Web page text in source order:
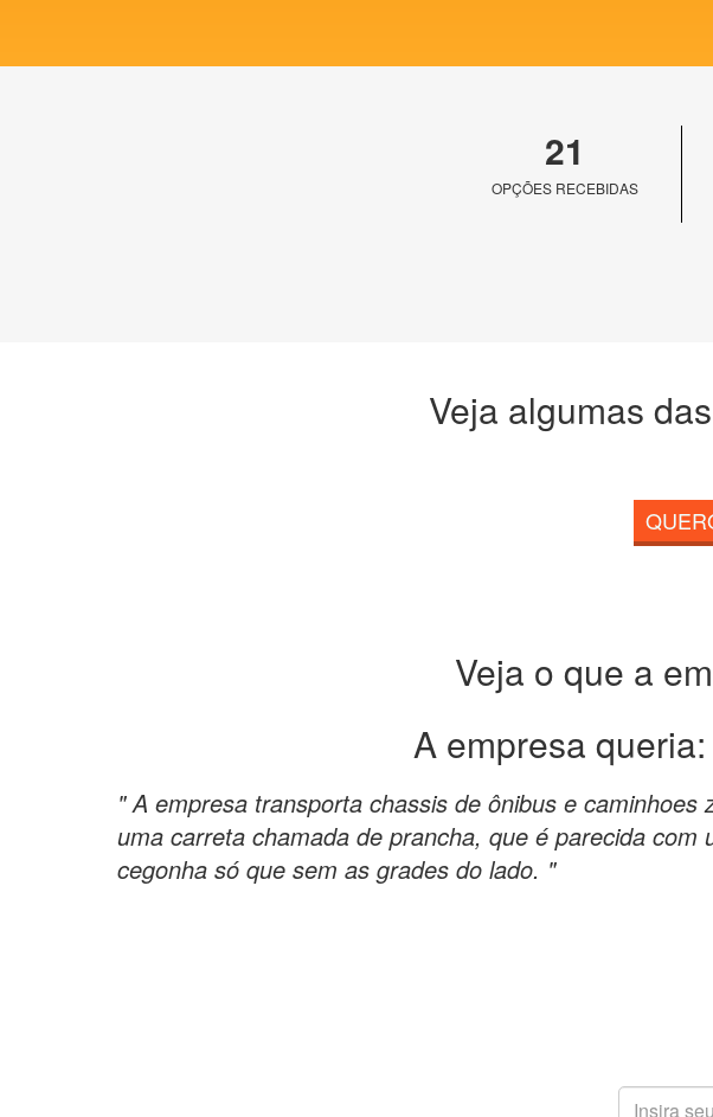
21
OPÇÕES RECEBIDAS
Veja algumas
Veja o que a
A empresa queria:
" A empresa transporta chassis de ônibus e caminhoes
uma carreta chamada de prancha, que é parecida com
cegonha só que sem as grades do lado. "